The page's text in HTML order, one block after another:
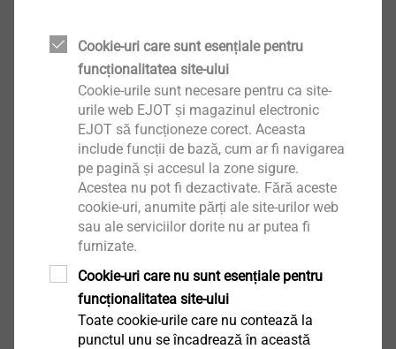
Vizualizare produs
Pro ASP
Profile ETICS
Vizualizare produs
Cookie-uri care sunt esențiale pentru
funcționalitatea site-ului
Cookie-urile sunt necesare pentru ca site-
urile web EJOT și magazinul electronic
EJOT să funcționeze corect. Aceasta
include funcții de bază, cum ar fi navigarea
pe pagină și accesul la zone sigure.
Acestea nu pot fi dezactivate. Fără aceste
cookie-uri, anumite părți ale site-urilor web
sau ale serviciilor dorite nu ar putea fi
furnizate.
Cookie-uri care nu sunt esențiale pentru
funcționalitatea site-ului
Toate cookie-urile care nu contează la
punctul unu se încadrează în această